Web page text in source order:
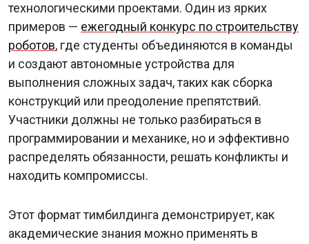
технологическими проектами. Один из ярких
примеров — ежегодный конкурс по строительству
роботов, где студенты объединяются в команды
и создают автономные устройства для
выполнения сложных задач, таких как сборка
конструкций или преодоление препятствий.
Участники должны не только разбираться в
программировании и механике, но и эффективно
распределять обязанности, решать конфликты и
находить компромиссы.
Этот формат тимбилдинга демонстрирует, как
академические знания можно применять в